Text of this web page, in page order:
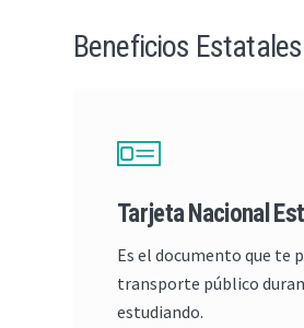
Beneficios Estatales
Tarjeta Nacional
Es el documento que te
transporte público
estudiando.